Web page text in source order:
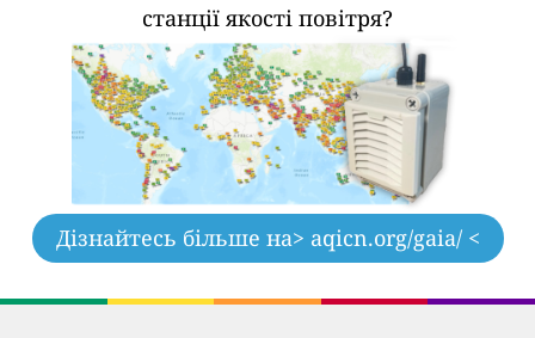
станції якості повітря?
Дізнайтесь більше на> aqicn.org/gaia/ <